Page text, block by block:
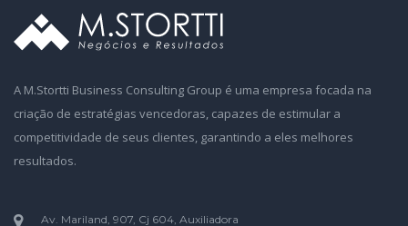
A M.Stortti Business Consulting Group é uma empresa focada na
criação de estratégias vencedoras, capazes de estimular a
competitividade de seus clientes, garantindo a eles melhores
resultados.
Av. Mariland, 907, Cj 604, Auxiliadora